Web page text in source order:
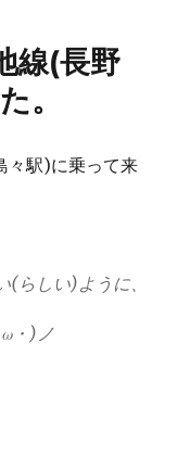
線(長野
。
々駅)に乗って来
らしい)ように、
・)ノ